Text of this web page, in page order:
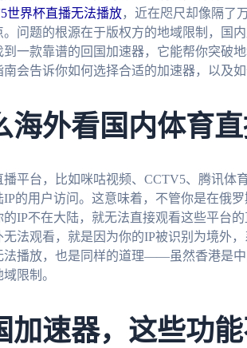
世界杯直播无法播放，近在咫尺却像隔了
。问题的根源在于版权方的地域限制，国
到一款靠谱的回国加速器，它能帮你突破
会告诉你如何选择合适的加速器，以及
海外看国内体育直
播平台，比如咪咕视频、CCTV5、腾讯体
IP的用户访问。这意味着，不管你是在俄
的IP不在大陆，就无法直接观看这些平台
无法观看，就是因为你的IP被识别为境外
法播放，也是同样的道理——虽然香港是
限制。
加速器，这些功